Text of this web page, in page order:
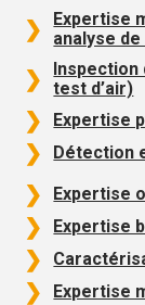
Expertise
analyse
Inspection
test d’air)
Expertise
Détection
Expertise
Expertise
Expertise